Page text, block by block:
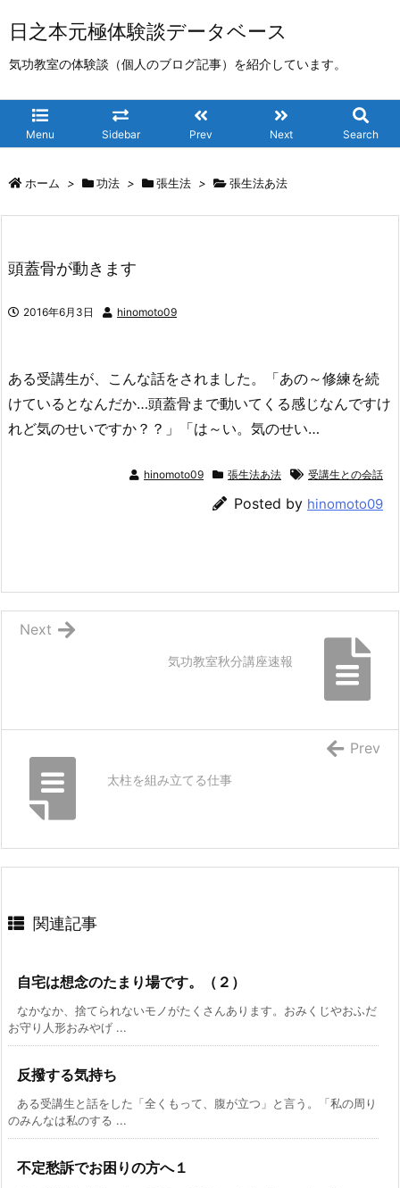
日之本元極体験談データベース
気功教室の体験談（個人のブログ記事）を紹介しています。
Menu Sidebar Prev Next Search
ホーム > 功法 > 張生法 > 張生法あ法
頭蓋骨が動きます
2016年6月3日 hinomoto09
ある受講生が、こんな話をされました。「あの～修練を続
けているとなんだか…頭蓋骨まで動いてくる感じなんですけ
れど気のせいですか？？」「は～い。気のせい…
hinomoto09 張生法あ法 受講生との会話
Posted by hinomoto09
気功教室秋分講座速報
Next
太柱を組み立てる仕事
Prev
関連記事
自宅は想念のたまり場です。（２）
なかなか、捨てられないモノがたくさんあります。おみくじやおふだ
お守り人形おみやげ ...
反撥する気持ち
ある受講生と話をした「全くもって、腹が立つ」と言う。「私の周り
のみんなは私のする ...
不定愁訴でお困りの方へ１